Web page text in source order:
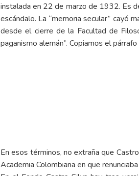
instalada en 22 de marzo de 1932. Es
escándalo. La “memoria secular” cayó
desde el cierre de la Facultad de
paganismo alemán”. Copiamos el
En esos términos, no extraña que
Academia Colombiana en que